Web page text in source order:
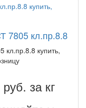
7805 кл.пр.8.8
кл.пр.8.8 купить,
руб. за кг